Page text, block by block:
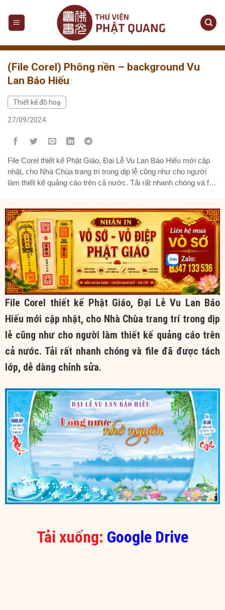
content
(File Corel) Phông nền – background Vu
Lan Báo Hiếu
Thiết kế đồ hoạ
27/09/2024
File Corel thiết kế Phật Giáo, Đại Lễ Vu Lan Báo Hiếu mới cập
nhật, cho Nhà Chùa trang trí trong dịp lễ cũng như cho người
làm thiết kế quảng cáo trên cả nước. Tải rất nhanh chóng và file
File Corel thiết kế Phật Giáo, Đại Lễ Vu Lan Báo
Hiếu mới cập nhật, cho Nhà Chùa trang trí trong dịp
lễ cũng như cho người làm thiết kế quảng cáo trên
cả nước. Tải rất nhanh chóng và file đã được tách
lớp, dễ dàng chỉnh sửa.
Tải xuống: Google Drive